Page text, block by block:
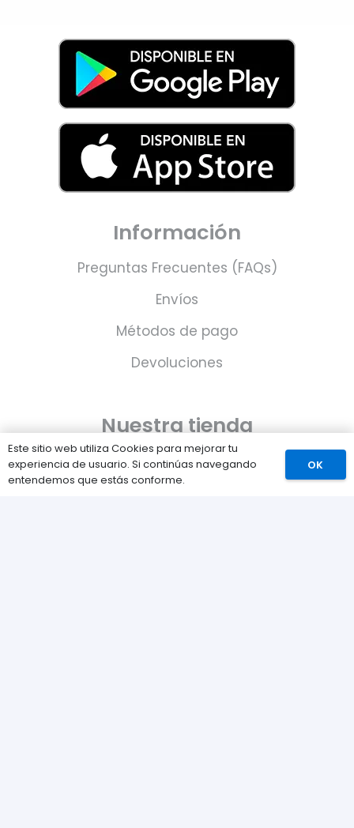
Información
Preguntas Frecuentes (FAQs)
Envíos
Métodos de pago
Devoluciones
Nuestra tienda
Sobre nosotros
Este sitio web utiliza Cookies para mejorar tu
experiencia de usuario. Si continúas navegando
entendemos que estás conforme.
OK